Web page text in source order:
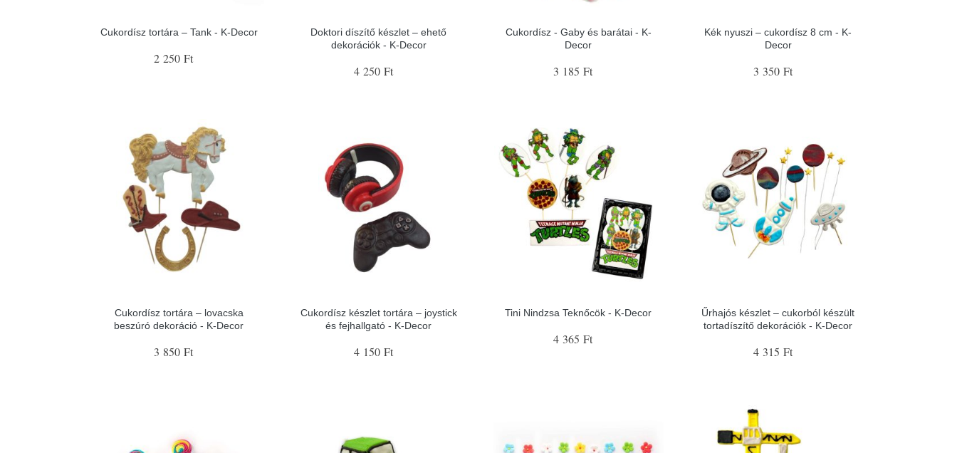
Cukordísz tortára – Tank - K-Decor
2 250 Ft
Doktori díszítő készlet – ehető
dekorációk - K-Decor
4 250 Ft
Cukordísz - Gaby és barátai - K-
Decor
3 185 Ft
Kék nyuszi – cukordísz 8 cm - K-
Decor
3 350 Ft
Cukordísz tortára – lovacska
beszúró dekoráció - K-Decor
3 850 Ft
Cukordísz készlet tortára – joystick
és fejhallgató - K-Decor
4 150 Ft
Tini Nindzsa Teknőcök - K-Decor
4 365 Ft
Űrhajós készlet – cukorból készült
tortadíszítő dekorációk - K-Decor
4 315 Ft